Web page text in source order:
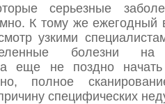
серьезные
К тому же ежегодный
узкими
болезни
еще не поздно начать
полное
специфических